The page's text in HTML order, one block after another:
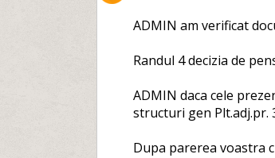
ADMIN am verificat
Randul 4 decizia de
ADMIN daca cele
structuri gen Plt.adj.pr.
Dupa parerea voastra